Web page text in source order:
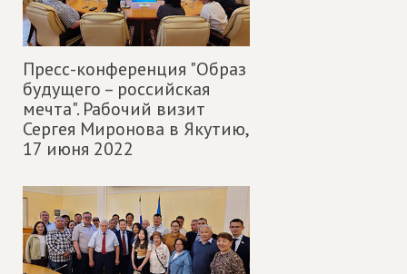
Пресс-конференция "Образ
будущего – российская
мечта". Рабочий визит
Сергея Миронова в Якутию,
17 июня 2022